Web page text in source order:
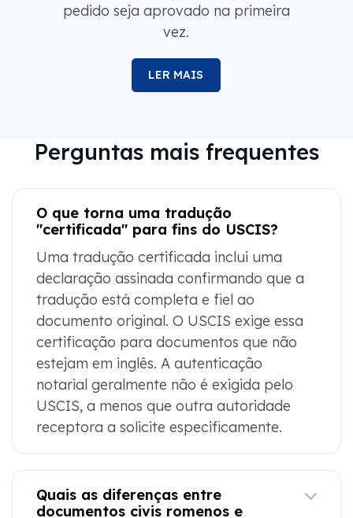
pedido seja aprovado na primeira
vez.
LER MAIS
Perguntas mais frequentes
O que torna uma tradução
"certificada" para fins do USCIS?
Uma tradução certificada inclui uma
declaração assinada confirmando que a
tradução está completa e fiel ao
documento original. O USCIS exige essa
certificação para documentos que não
estejam em inglês. A autenticação
notarial geralmente não é exigida pelo
USCIS, a menos que outra autoridade
receptora a solicite especificamente.
Quais as diferenças entre
documentos civis romenos e